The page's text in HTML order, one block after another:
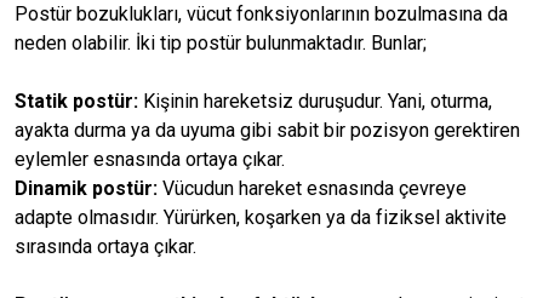
Postür bozuklukları, vücut fonksiyonlarının bozulmasına da
neden olabilir. İki tip postür bulunmaktadır. Bunlar;
Statik postür: Kişinin hareketsiz duruşudur. Yani, oturma,
ayakta durma ya da uyuma gibi sabit bir pozisyon gerektiren
eylemler esnasında ortaya çıkar.
Dinamik postür: Vücudun hareket esnasında çevreye
adapte olmasıdır. Yürürken, koşarken ya da fiziksel aktivite
sırasında ortaya çıkar.